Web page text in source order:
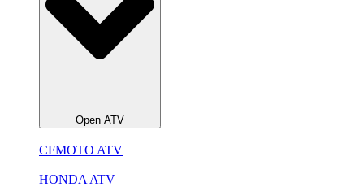
Open ATV
CFMOTO ATV
HONDA ATV